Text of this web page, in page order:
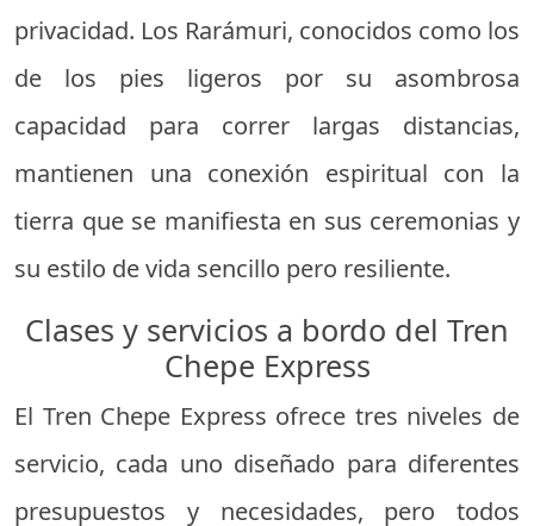
privacidad. Los Rarámuri, conocidos como los
de los pies ligeros por su asombrosa
capacidad para correr largas distancias,
mantienen una conexión espiritual con la
tierra que se manifiesta en sus ceremonias y
su estilo de vida sencillo pero resiliente.
Clases y servicios a bordo del Tren
Chepe Express
El Tren Chepe Express ofrece tres niveles de
servicio, cada uno diseñado para diferentes
presupuestos y necesidades, pero todos